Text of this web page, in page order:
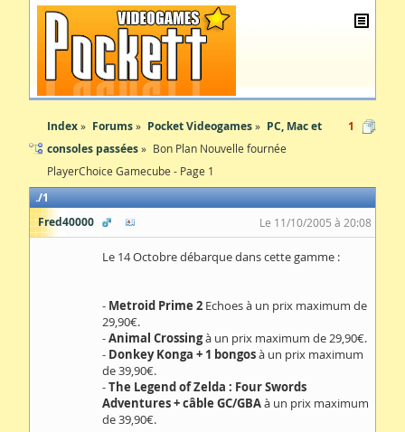
Index Forums Pocket Videogames
PC, Mac et
consoles passées
Bon Plan Nouvelle fournée
PlayerChoice Gamecube - Page 1
1
1
Fred40000
Le 11/10/2005 à 20:08
Le 14 Octobre débarque dans cette gamme :
- Metroid Prime 2 Echoes à un prix maximum de
29,90€.
-Animal Crossingà un prix maximum de 29,90€.
- Donkey Konga + 1 bongosà un prix maximum
de 39,90€.
-The Legend of Zelda : Four Swords
Adventures + câble GC/GBAà un prix maximum
de 39,90€.